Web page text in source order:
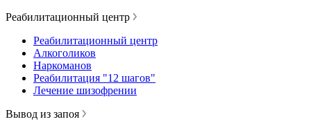
Реабилитационный центр
Реабилитационный центр
Алкоголиков
Наркоманов
Реабилитация "12 шагов"
Лечение шизофрении
Вывод из запоя